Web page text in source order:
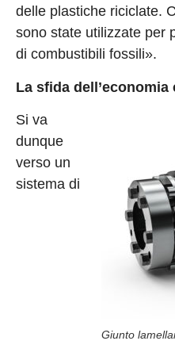
delle plastiche riciclate.
sono state utilizzate per
di combustibili fossili».
La sfida dell’economia
Giunto
Si va
dunque
verso un
sistema di